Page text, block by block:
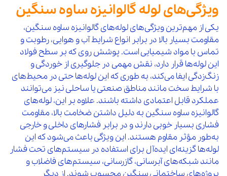
ویژگی‌های لوله گالوانیزه ساوه سنگین
یکی از مهم‌ترین ویژگی‌های لوله‌های گالوانیزه ساوه سنگین،
مقاومت بسیار بالا در برابر انواع شرایط آب و هوایی، رطوبت و
تماس با مواد شیمیایی است. پوشش روی که بر سطح فولاد
این لوله‌ها قرار دارد، نقش مهمی در جلوگیری از خوردگی و
زنگ‌زدگی ایفا می‌کند، به طوری که این لوله‌ها حتی در محیط‌های
با شرایط سخت مانند مناطق صنعتی یا ساحلی نیز می‌توانند
عملکرد قابل اعتمادی داشته باشند. علاوه بر این، لوله‌های
گالوانیزه ساوه سنگین به دلیل داشتن ضخامت بالا، مقاومت
فشاری بسیار خوبی دارند و در برابر فشارهای داخلی و خارجی
به‌طور مؤثر مقاوم هستند. این ویژگی باعث می‌شود که این
لوله‌ها گزینه‌ای ایده‌آل برای استفاده در سیستم‌های تحت فشار
مانند شبکه‌های آبرسانی، گازرسانی، سیستم‌های فاضلاب و
پروژه‌های ساختمانی سنگین محسوب شوند. از دیگر